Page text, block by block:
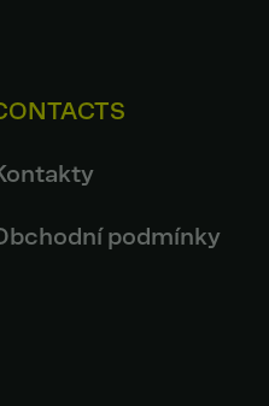
podmínky